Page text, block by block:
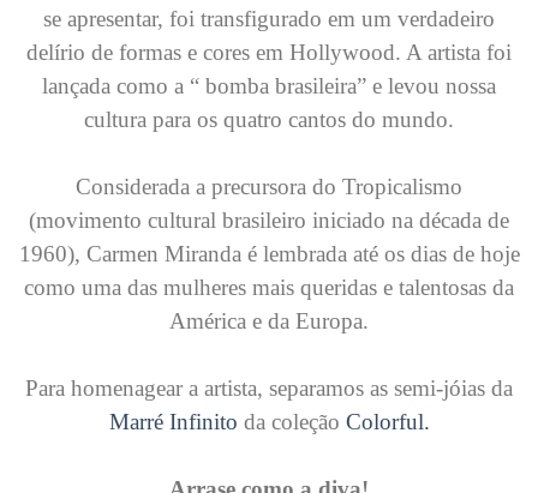
se apresentar, foi transfigurado em um verdadeiro
delírio de formas e cores em Hollywood. A artista foi
lançada como a “ bomba brasileira” e levou nossa
cultura para os quatro cantos do mundo.
Considerada a precursora do Tropicalismo
(movimento cultural brasileiro iniciado na década de
1960), Carmen Miranda é lembrada até os dias de hoje
como uma das mulheres mais queridas e talentosas da
América e da Europa.
Para homenagear a artista, separamos as semi-jóias da
Marré Infinito da coleção Colorful.